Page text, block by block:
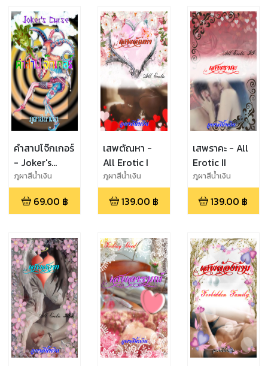
คำสาปโจ๊กเกอร์
- Joker's
Curse
ภูผาสีน้ำเงิน
69.00 ฿
เสพตัณหา -
All Erotic I
ภูผาสีน้ำเงิน
139.00 ฿
เสพราคะ - All
Erotic II
ภูผาสีน้ำเงิน
139.00 ฿